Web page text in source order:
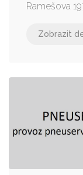
Ramešova
Zobrazit